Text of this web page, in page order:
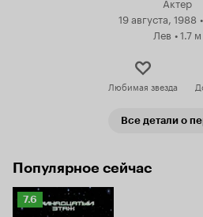
19 августа, 1988 •
Лев •1.7 м
Любимая звезда
Все детали о
Популярное сейчас
Рейтинг
Кинопоиска
7.6